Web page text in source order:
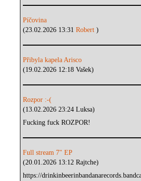
Píčovina
(23.02.2026 13:31Robert)
Přibyla kapela Arisco
(19.02.2026 12:18 Vašek)
Rozpor :-(
(13.02.2026 23:24 Luksa)
Fucking fuck ROZPOR!
Full stream 7" EP
(20.01.2026 13:12 Rajtche)
https://